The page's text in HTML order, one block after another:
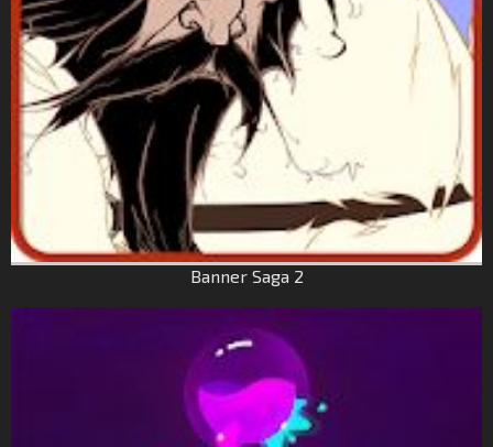
Banner Saga 2